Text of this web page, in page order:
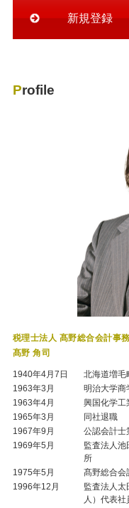
新規登録
Profile
税理士法人 髙野総合会計事
髙野 角司
1940年4月7日
北海道増毛
1963年3月
明治大学商
1963年4月
興国化学工
1965年3月
同社退職
1967年9月
公認会計士
1969年5月
監査法人池
所
1975年5月
髙野総合会
1996年12月
監査法人
人）代表社